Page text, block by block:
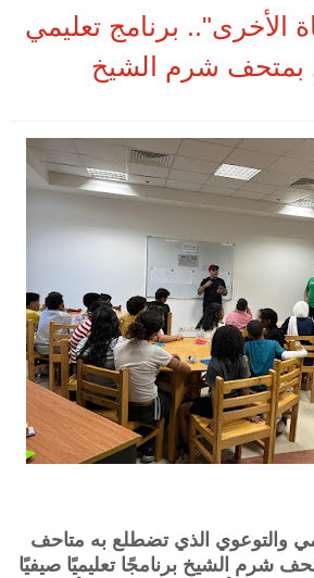
الأخرى".. برنامج تعليمي
بمتحف شرم الشيخ
والتوعوي الذي تضطلع به متاحف
شرم الشيخ برنامجًا تعليميًا صيفيًا